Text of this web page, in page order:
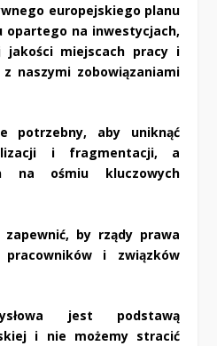
europejskiego planu
opartego na inwestycjach,
jakości miejscach pracy i
naszymi zobowiązaniami
potrzebny, aby uniknąć
i fragmentacji, a
na ośmiu kluczowych
by rządy prawa
pracowników i związków
jest podstawą
i nie możemy stracić